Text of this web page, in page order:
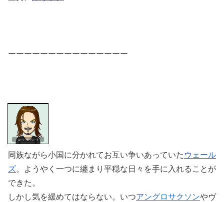
ーーーーーーーーーーーーーーー
同族ながら小国に分かれてお互い争いあっていた ウェール
ズ。
ようやく一つに纏まり平穏な日々を手に入れることが
できた。
しかし気を緩めてはならない。 いつアングロサクソンやヴ